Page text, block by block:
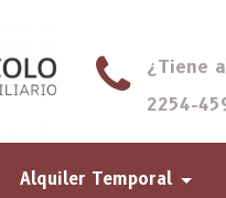
¿Tiene
2254-
Alquiler Temporal